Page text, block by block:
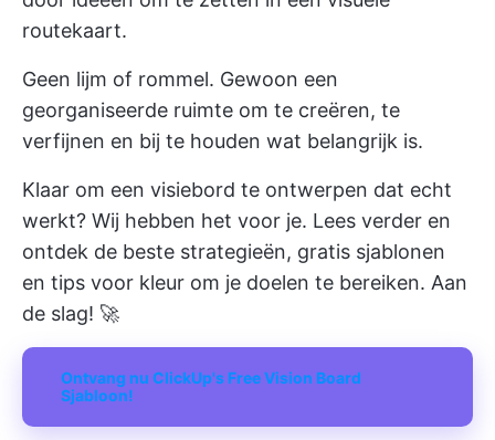
routekaart.
Geen lijm of rommel. Gewoon een
georganiseerde ruimte om te creëren, te
verfijnen en bij te houden wat belangrijk is.
Klaar om een visiebord te ontwerpen dat echt
werkt? Wij hebben het voor je. Lees verder en
ontdek de beste strategieën, gratis sjablonen
en tips voor kleur om je doelen te bereiken. Aan
de slag! 🚀
Ontvang nu ClickUp's Free Vision Board
Sjabloon!